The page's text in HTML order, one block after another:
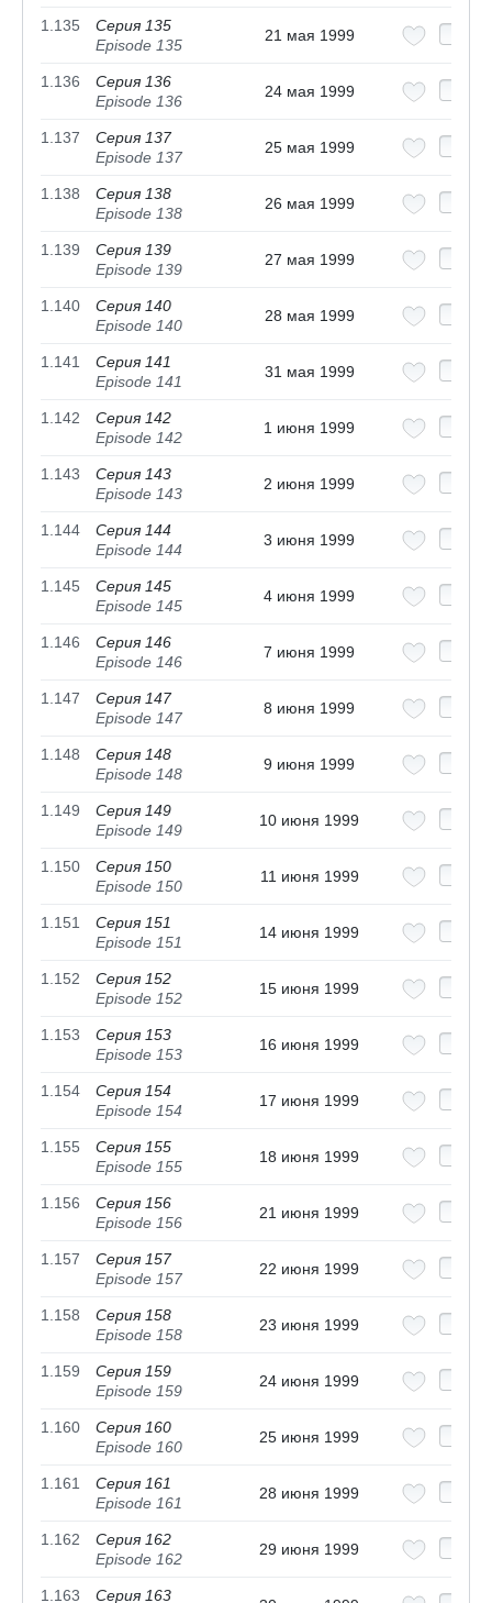
1.135
Серия 135
Episode 135
21 мая 1999
1.136
Серия 136
Episode 136
24 мая 1999
1.137
Серия 137
Episode 137
25 мая 1999
1.138
Серия 138
Episode 138
26 мая 1999
1.139
Серия 139
Episode 139
27 мая 1999
1.140
Серия 140
Episode 140
28 мая 1999
1.141
Серия 141
Episode 141
31 мая 1999
1.142
Серия 142
Episode 142
1 июня 1999
1.143
Серия 143
Episode 143
2 июня 1999
1.144
Серия 144
Episode 144
3 июня 1999
1.145
Серия 145
Episode 145
4 июня 1999
1.146
Серия 146
Episode 146
7 июня 1999
1.147
Серия 147
Episode 147
8 июня 1999
1.148
Серия 148
Episode 148
9 июня 1999
1.149
Серия 149
Episode 149
10 июня 1999
1.150
Серия 150
Episode 150
11 июня 1999
1.151
Серия 151
Episode 151
14 июня 1999
1.152
Серия 152
Episode 152
15 июня 1999
1.153
Серия 153
Episode 153
16 июня 1999
1.154
Серия 154
Episode 154
17 июня 1999
1.155
Серия 155
Episode 155
18 июня 1999
1.156
Серия 156
Episode 156
21 июня 1999
1.157
Серия 157
Episode 157
22 июня 1999
1.158
Серия 158
Episode 158
23 июня 1999
1.159
Серия 159
Episode 159
24 июня 1999
1.160
Серия 160
Episode 160
25 июня 1999
1.161
Серия 161
Episode 161
28 июня 1999
1.162
Серия 162
Episode 162
29 июня 1999
1.163 Серия 163